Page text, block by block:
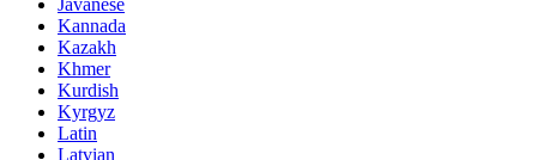
Kannada
Kazakh
Khmer
Kurdish
Kyrgyz
Latin
Latvian